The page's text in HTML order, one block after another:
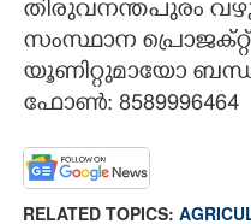
തിരുവനന്തപുരം
സംസ്ഥാന പ്രൊജക്റ്റ്
യൂണിറ്റുമായോ
ഫോൺ: 8589996464
RELATED TOPICS: